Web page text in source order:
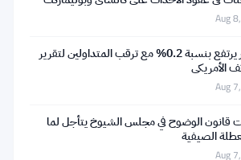
Aug
الدولار يرتفع بنسبة 0.2% مع ترقب المتداولين لتقرير
الأمريكي
Aug
قانون الوضوح في مجلس الشيوخ يتأجل لما
الصيفية
Aug